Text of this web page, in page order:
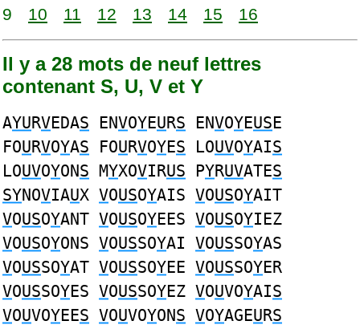
9
10 11 12 13 14 15 16
Il y a 28 mots de neuf lettres
contenant S, U, V et Y
AYURVEDAS ENVOYEURS ENVOYEUSE
FOURVOYAS FOURVOYES LOUVOYAIS
LOUVOYONS MYXOVIRUS PYRUVATES
SYNOVIAUX VOUSOYAIS VOUSOYAIT
VOUSOYANT VOUSOYEES VOUSOYIEZ
VOUSOYONS VOUSSOYAI VOUSSOYAS
VOUSSOYAT VOUSSOYEE VOUSSOYER
VOUSSOYES VOUSSOYEZ VOUVOYAIS
VOUVOYEES VOUVOYONS VOYAGEURS